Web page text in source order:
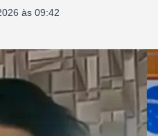
às 09:42